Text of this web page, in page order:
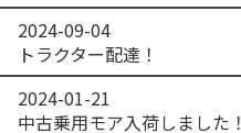
2024-09-04
トラクター配達！
2024-01-21
中古乗用モア入荷しました！